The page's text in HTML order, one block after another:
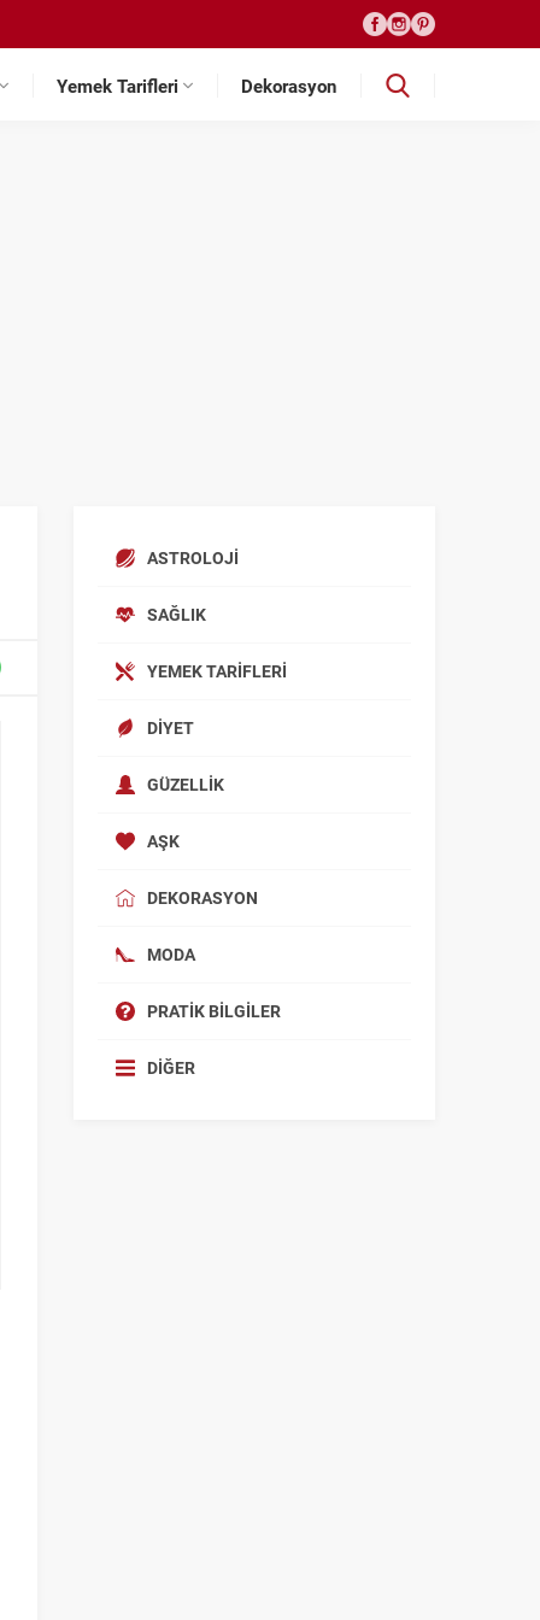
Yemek Tarifleri Dekorasyon
ASTROLOJI
SAĞLIK
YEMEK TARIFLERI
DIYET
GÜZELLIK
AŞK
DEKORASYON
MODA
PRATIK BILGILER
DIĞER